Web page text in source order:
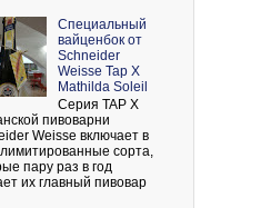
Cпециальный
вайценбок от
Schneider
Weisse Tap X
Mathilda Soleil
Серия TAP X
пивоварни
Weisse включает в
сорта,
пару раз в год
их главный пивовар